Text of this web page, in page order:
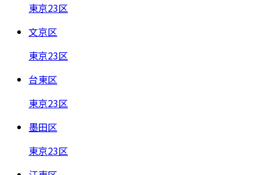
東京23区
文京区
東京23区
台東区
東京23区
墨田区
東京23区